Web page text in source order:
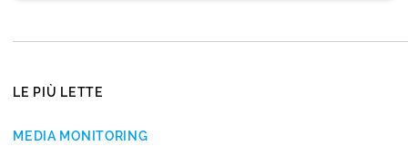
LE PIÙ LETTE
MEDIA MONITORING